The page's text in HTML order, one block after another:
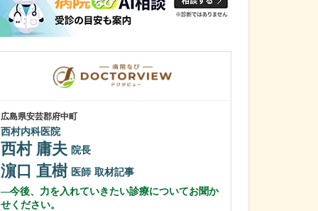
広島県安芸郡府中町
西村内科医院
西村 庸夫 院長
濵口 直樹 医師 取材記事
今後、力を入れていきたい診療についてお聞か
せください。